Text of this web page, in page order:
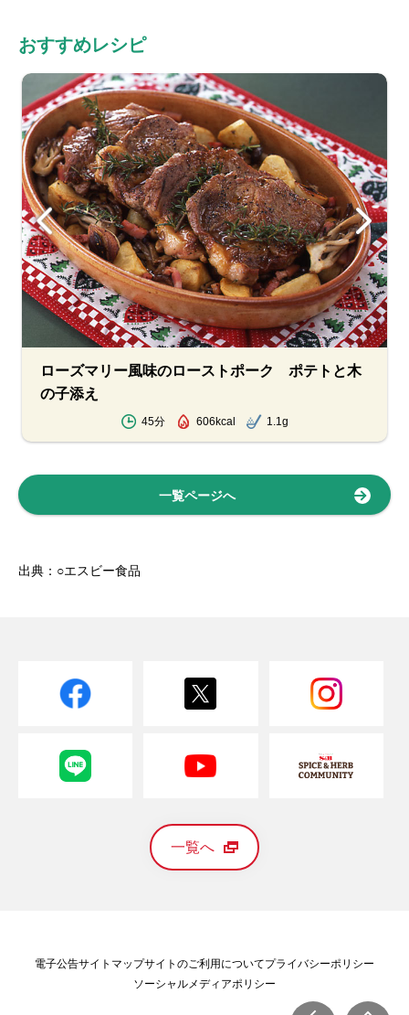
おすすめレシピ
ローズマリー風味のローストポーク ポテトと木
の子添え
45分 606kcal 1.1g
一覧ページへ
出典：○エスビー食品
一覧へ
電子公告サイトマップサイトのご利用についてプライバシーポリシー
ソーシャルメディアポリシー